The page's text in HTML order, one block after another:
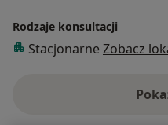
Rodzaje konsultacji
Stacjonarne Zobacz